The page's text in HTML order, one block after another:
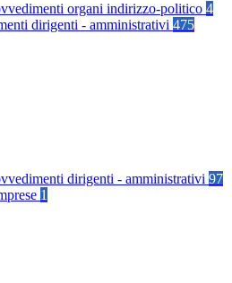
organi indirizzo-politico 4
dirigenti - amministrativi 475
dirigenti - amministrativi 97
1